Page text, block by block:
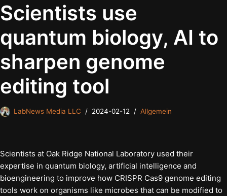
Scientists use
quantum biology, AI to
sharpen genome
editing tool
LabNews Media LLC 2024-02-12 Allgemein
Scientists at Oak Ridge National Laboratory used their
expertise in quantum biology, artificial intelligence and
bioengineering to improve how CRISPR Cas9 genome editing
tools work on organisms like microbes that can be modified to